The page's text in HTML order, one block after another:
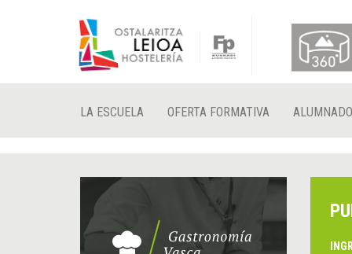
LA ESCUELA OFERTA FORMATIVA ALUMNADO